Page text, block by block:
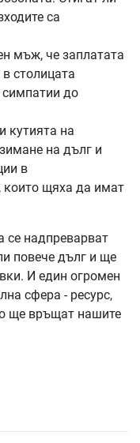
са
мъж, че заплатата
столицата
симпатии до
кутията на
на дълг и
в
които щяха да имат
се надпреварват
повече дълг и ще
И един огромен
сфера - ресурс,
ще връщат нашите